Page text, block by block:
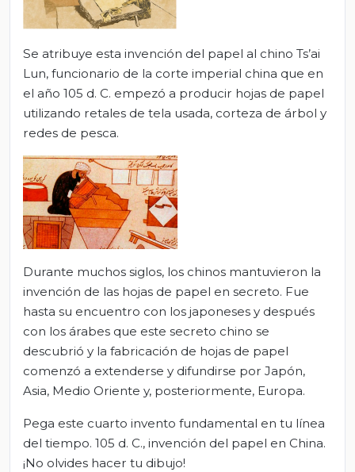
Se atribuye esta invención del papel al chino Ts’ai
Lun, funcionario de la corte imperial china que en
el año 105 d. C. empezó a producir hojas de papel
utilizando retales de tela usada, corteza de árbol y
redes de pesca.
Durante muchos siglos, los chinos mantuvieron la
invención de las hojas de papel en secreto. Fue
hasta su encuentro con los japoneses y después
con los árabes que este secreto chino se
descubrió y la fabricación de hojas de papel
comenzó a extenderse y difundirse por Japón,
Asia, Medio Oriente y, posteriormente, Europa.
Pega este cuarto invento fundamental en tu línea
del tiempo. 105 d. C., invención del papel en China.
¡No olvides hacer tu dibujo!